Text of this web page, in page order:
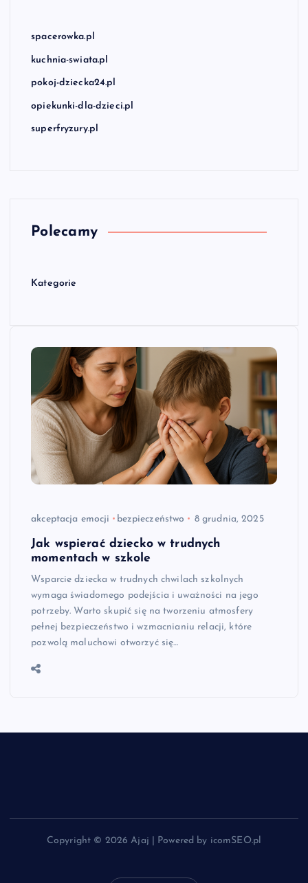
spacerowka.pl
kuchnia-swiata.pl
pokoj-dziecka24.pl
opiekunki-dla-dzieci.pl
superfryzury.pl
Polecamy
Kategorie
akceptacja emocji bezpieczeństwo 8 grudnia, 2025
Jak wspierać dziecko w trudnych
momentach w szkole
Wsparcie dziecka w trudnych chwilach szkolnych
wymaga świadomego podejścia i uważności na jego
potrzeby. Warto skupić się na tworzeniu atmosfery
pełnej bezpieczeństwo i wzmacnianiu relacji, które
pozwolą maluchowi otworzyć się…
Copyright © 2026 Ajaj | Powered by icomSEO.pl